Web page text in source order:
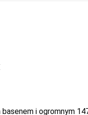
i ogromnym